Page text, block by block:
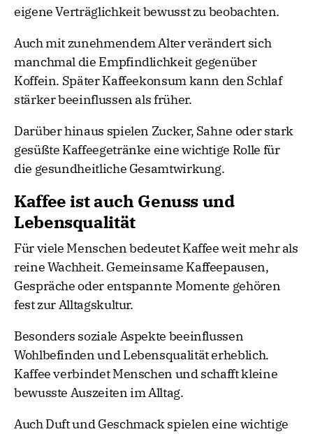
eigene Verträglichkeit bewusst zu beobachten.
Auch mit zunehmendem Alter verändert sich
manchmal die Empfindlichkeit gegenüber
Koffein. Später Kaffeekonsum kann den Schlaf
stärker beeinflussen als früher.
Darüber hinaus spielen Zucker, Sahne oder stark
gesüßte Kaffeegetränke eine wichtige Rolle für
die gesundheitliche Gesamtwirkung.
Kaffee ist auch Genuss und
Lebensqualität
Für viele Menschen bedeutet Kaffee weit mehr als
reine Wachheit. Gemeinsame Kaffeepausen,
Gespräche oder entspannte Momente gehören
fest zur Alltagskultur.
Besonders soziale Aspekte beeinflussen
Wohlbefinden und Lebensqualität erheblich.
Kaffee verbindet Menschen und schafft kleine
bewusste Auszeiten im Alltag.
Auch Duft und Geschmack spielen eine wichtige